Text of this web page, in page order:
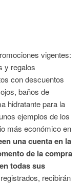
vigentes:
y regalos
con descuentos
baños de
hidratante para la
ejemplos de los
más económico en
una cuenta en la
de la compra
todas sus
recibirán